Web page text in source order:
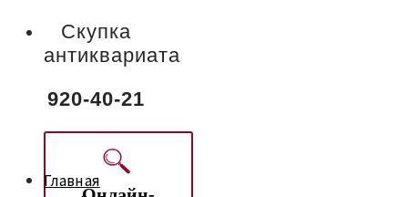
Скупка
антиквариата
920-40-21
Главная